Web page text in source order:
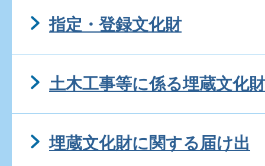
指定・登録文化財
土木工事等に係る埋蔵文化
埋蔵文化財に関する届け出